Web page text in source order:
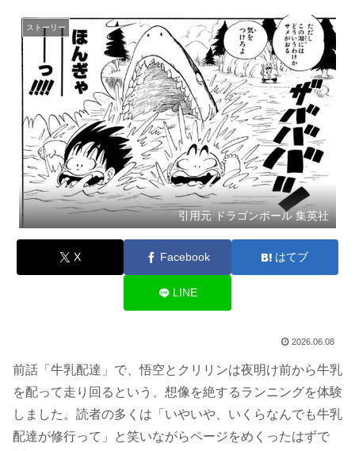
ストーリー
引用元 ドラゴンボール 集英社
X Facebook はてブ
LINE
2026.06.08
前話「牛乳配達」で、悟空とクリリンは夜明け前から牛乳
を配って走り回るという、想像を絶するランニングを体験
しました。読者の多くは「いやいや、いくらなんでも牛乳
配達が修行って」と笑いながらページをめくったはずで